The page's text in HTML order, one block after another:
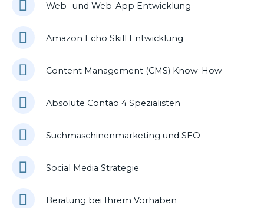
Web- und Web-App Entwicklung
Amazon Echo Skill Entwicklung
Content Management (CMS) Know-How
Absolute Contao 4 Spezialisten
Suchmaschinenmarketing und SEO
Social Media Strategie
Beratung bei Ihrem Vorhaben